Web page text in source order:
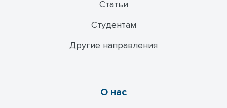
Статьи
Студентам
Другие направления
О нас